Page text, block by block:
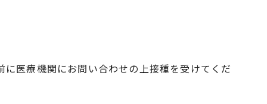
医療機関にお問い合わせの上接種を受けてくだ